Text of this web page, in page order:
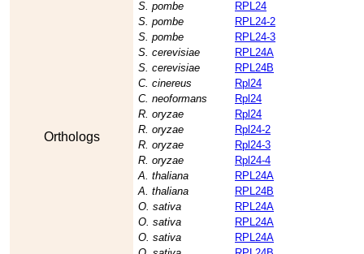
Orthologs
S. pombe
RPL24
S. pombe
RPL24-2
S. pombe
RPL24-3
S. cerevisiae
RPL24A
S. cerevisiae
RPL24B
C. cinereus
Rpl24
C. neoformans
Rpl24
R. oryzae
Rpl24
R. oryzae
Rpl24-2
R. oryzae
Rpl24-3
R. oryzae
Rpl24-4
A. thaliana
RPL24A
A. thaliana
RPL24B
O. sativa
RPL24A
O. sativa
RPL24A
O. sativa
RPL24A